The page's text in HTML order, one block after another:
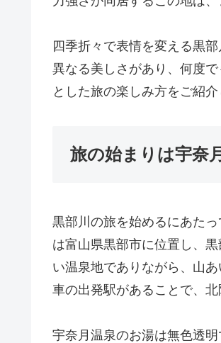
四季折々で表情を変える黒
異なる美しさがあり、何度
とした旅の楽しみ方をご紹介
旅の始まりは宇奈
黒部川の旅を始めるにあた
は富山県黒部市に位置し、
い温泉地でありながら、山
車の出発駅があることで、北
宇奈月温泉のお湯は無色透